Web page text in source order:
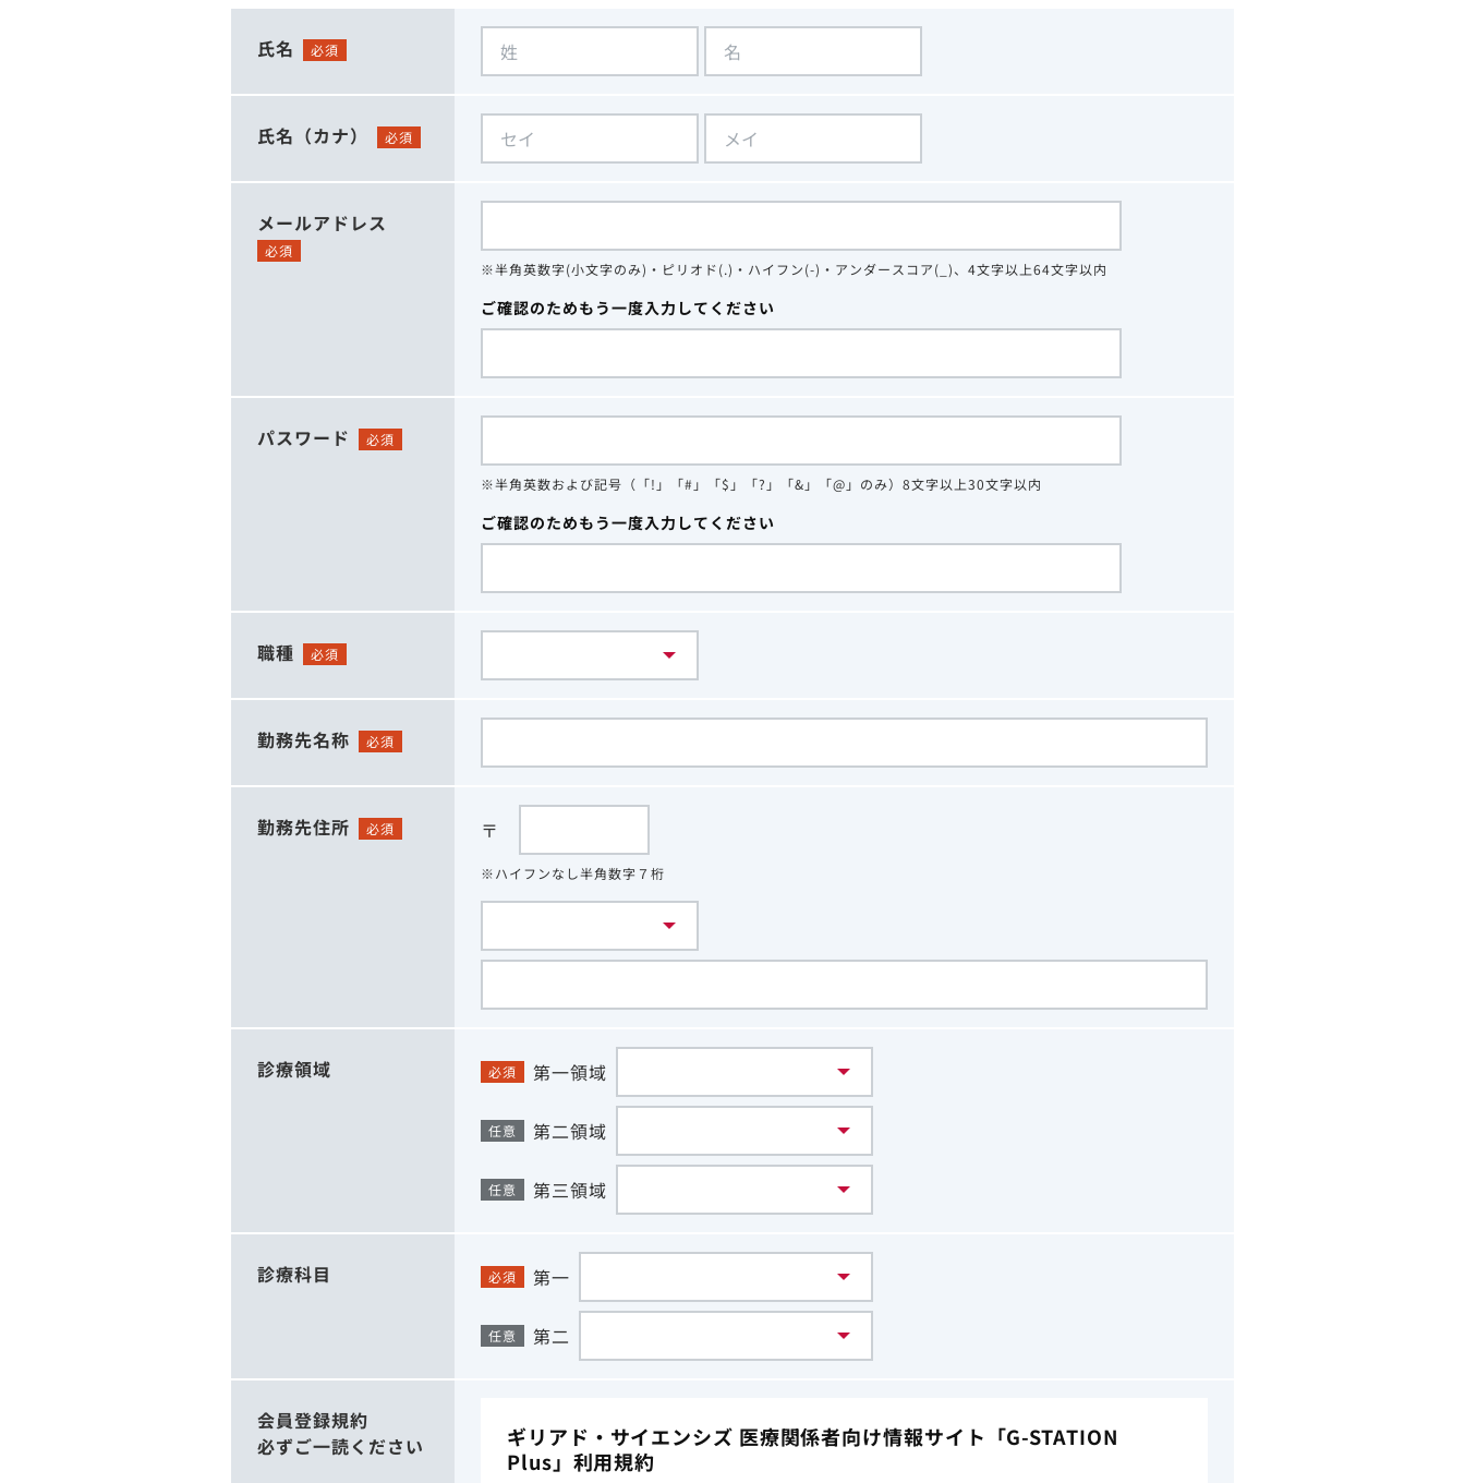
氏名 必須
氏名（カナ） 必須
メールアドレス
必須
※半角英数字(小文字のみ)・ピリオド(.)・ハイフン(-)・アンダースコア(_)、4文字以上64文字以内
ご確認のためもう一度入力してください
パスワード 必須
※半角英数および記号（「!」「#」「$」「?」「&」「@」のみ）8文字以上30文字以内
ご確認のためもう一度入力してください
職種 必須
勤務先名称 必須
勤務先住所 必須 〒
※ハイフンなし半角数字７桁
診療領域 必須 第一領域
任意 第二領域
任意 第三領域
診療科目 必須 第一
任意 第二
会員登録規約
必ずご一読ください
ギリアド・サイエンシズ 医療関係者向け情報サイト「G-STATION
Plus」利用規約